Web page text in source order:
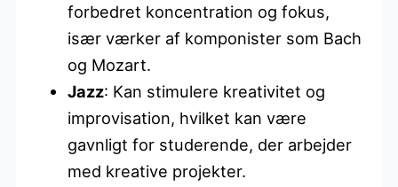
forbedret koncentration og fokus,
især værker af komponister som Bach
og Mozart.
Jazz: Kan stimulere kreativitet og
improvisation, hvilket kan være
gavnligt for studerende, der arbejder
med kreative projekter.